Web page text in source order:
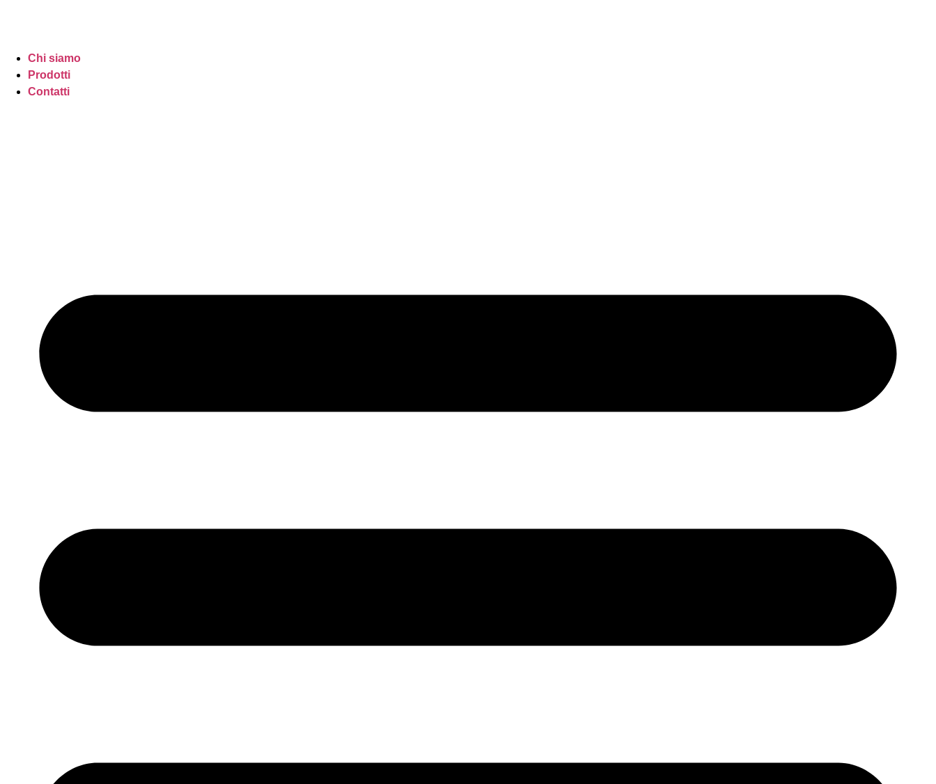
Chi siamo
Prodotti
Contatti